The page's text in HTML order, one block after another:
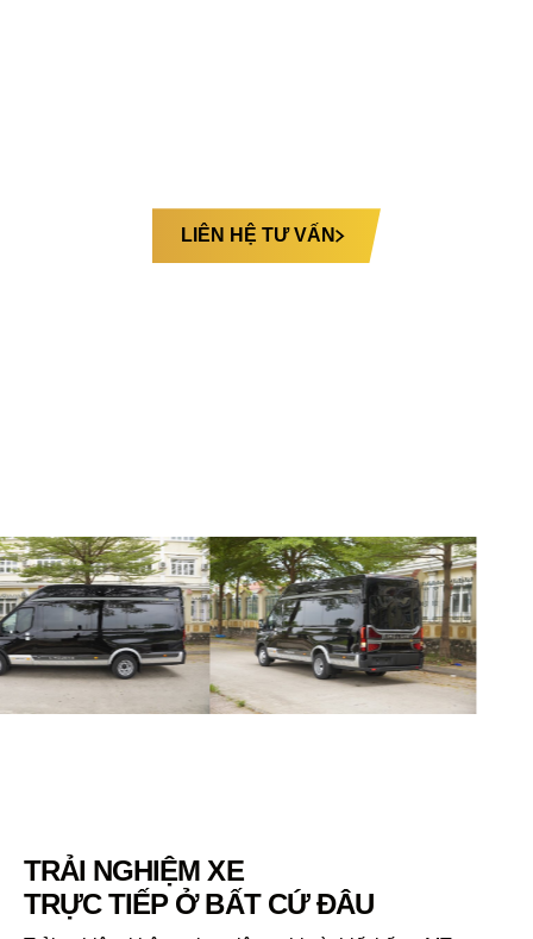
LIÊN HỆ TƯ VẤN
TRẢI NGHIỆM XE
TRỰC TIẾP Ở BẤT CỨ ĐÂU